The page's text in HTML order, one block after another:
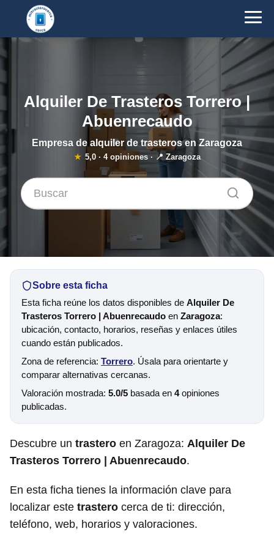
Alquiler De Trasteros Torrero |
Abuenrecaudo
Empresa de alquiler de trasteros en Zaragoza
★ 5,0· 4opiniones · 📍 Zaragoza
Sobre esta ficha
Esta ficha reúne los datos disponibles de Alquiler De
Trasteros Torrero | Abuenrecaudo en Zaragoza:
ubicación, contacto, horarios, reseñas y enlaces útiles
cuando están publicados.
Zona de referencia: Torrero. Úsala para orientarte y
comparar alternativas cercanas.
Valoración mostrada: 5.0/5 basada en 4opiniones
publicadas.
Descubre un trastero en Zaragoza: Alquiler De
Trasteros Torrero | Abuenrecaudo.
En esta ficha tienes la información clave para
localizar este trastero cerca de ti: dirección,
teléfono, web, horarios y valoraciones.